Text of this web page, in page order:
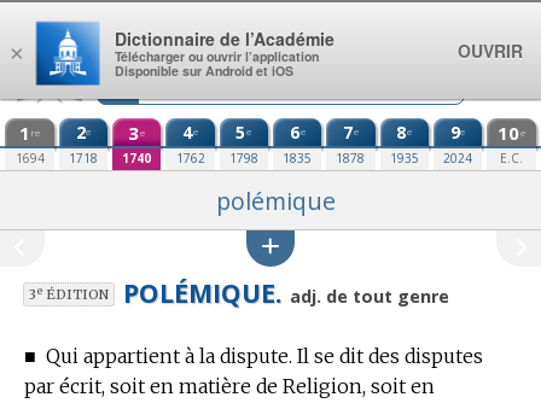
Aller au contenu
1 re
1694
2e
1718
3e
1740
4e
1762
5e
1798
6e
1835
7e
1878
8e
1935
9e
2024
10e
E.C.
polémique
3eÉDITION POLÉMIQUE. adj. de tout genre
■ Qui appartient à la dispute. Il se dit des disputes
par écrit, soit en matière de Religion, soit en
×
Dictionnaire de l’Académie
Télécharger ou ouvrir l’application
Disponible sur Android et iOS
OUVRIR